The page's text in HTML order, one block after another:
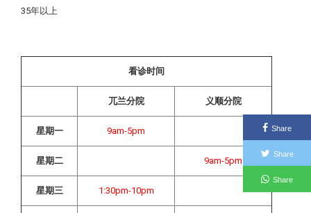
35年以上
看诊时间
兀兰分院 义顺分院
星期一 9am-5pm
星期二 9am-5pm
星期三 1:30pm-10pm
Share
Share
Share